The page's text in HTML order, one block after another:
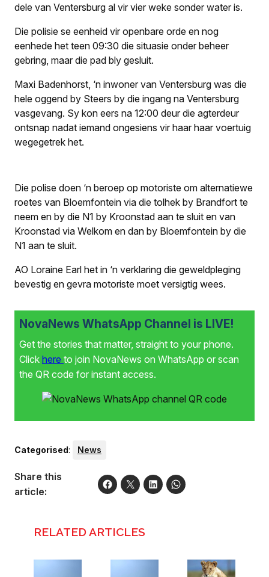
dele van Ventersburg al vir vier weke sonder water is.
Die polisie se eenheid vir openbare orde en nog
eenhede het teen 09:30 die situasie onder beheer
gebring, maar die pad bly gesluit.
Maxi Badenhorst, ‘n inwoner van Ventersburg was die
hele oggend by Steers by die ingang na Ventersburg
vasgevang. Sy kon eers na 12:00 deur die agterdeur
ontsnap nadat iemand ongesiens vir haar haar voertuig
wegegetrek het.
Die polise doen ‘n beroep op motoriste om alternatiewe
roetes van Bloemfontein via die tolhek by Brandfort te
neem en by die N1 by Kroonstad aan te sluit en van
Kroonstad via Welkom en dan by Bloemfontein by die
N1 aan te sluit.
AO Loraine Earl het in ‘n verklaring die geweldpleging
bevestig en gevra motoriste moet versigtig wees.
NovaNews WhatsApp Channel is LIVE!
Get the stories that matter, straight to your phone.
Click here to join NovaNews on WhatsApp or scan
the QR code for instant access.
Categorised: News
Share this
article:
RELATED ARTICLES